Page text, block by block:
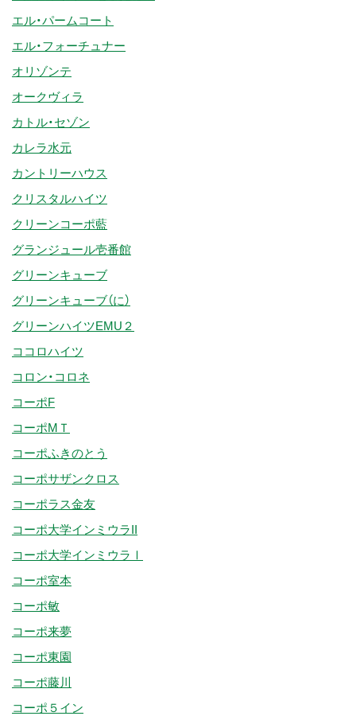
エル・パームコート
エル・フォーチュナー
オリゾンテ
オークヴィラ
カトル・セゾン
カレラ水元
カントリーハウス
クリスタルハイツ
クリーンコーポ藍
グランジュール壱番館
グリーンキューブ
グリーンキューブ（に）
グリーンハイツEMU２
ココロハイツ
コロン・コロネ
コーポF
コーポMＴ
コーポふきのとう
コーポサザンクロス
コーポラス金友
コーポ大学インミウラII
コーポ大学インミウラⅠ
コーポ室本
コーポ敏
コーポ来夢
コーポ東園
コーポ藤川
コーポ５イン